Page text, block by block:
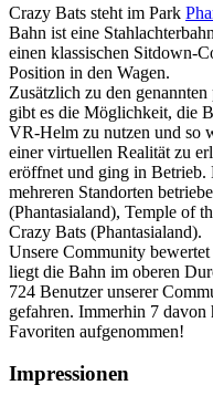
Crazy Bats steht im Park
Bahn ist eine
einen klassischen Sitdown-
Position in den Wagen.
Zusätzlich zu den
gibt es die Möglichkeit, die
VR-Helm zu nutzen und so
einer virtuellen Realität zu
eröffnet und ging in Betrieb.
mehreren Standorten
(Phantasialand), Temple of
Crazy Bats (Phantasialand).
Unsere Community
liegt die Bahn im oberen
724 Benutzer unserer
gefahren. Immerhin 7
Favoriten aufgenommen!
Impressionen